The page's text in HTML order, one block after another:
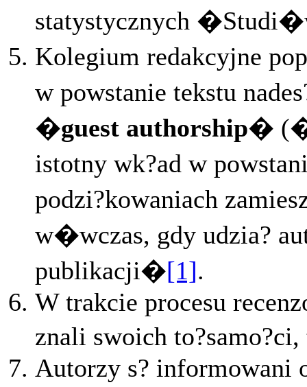
statystycznych
Kolegium redakcyjne
w powstanie tekstu
�guest authorship�
istotny wk?ad w
podzi?kowaniach
w�wczas, gdy udzia?
publikacji�[1].
W trakcie procesu
znali swoich
Autorzy s? informowani